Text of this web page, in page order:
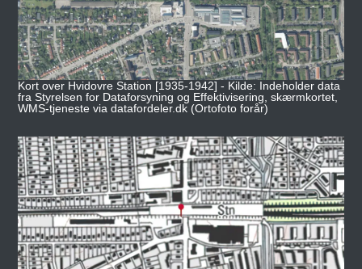
Kort over Hvidovre Station [1935-1942] - Kilde: Indeholder data
fra Styrelsen for Dataforsyning og Effektivisering, skærmkortet,
WMS-tjeneste via datafordeler.dk (Ortofoto forår)